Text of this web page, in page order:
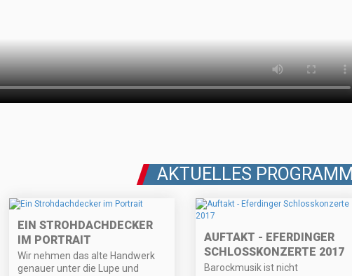
AKTUELLES PROGRAMM
EIN STROHDACHDECKER
IM PORTRAIT
Wir nehmen das alte Handwerk
genauer unter die Lupe und
AUFTAKT - EFERDINGER
SCHLOSSKONZERTE 2017
Barockmusik ist nicht